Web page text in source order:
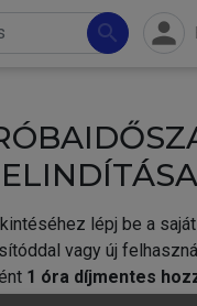
search person
ELINDÍTÁSA
lépj be a
vagy új
1 óra díjmentes